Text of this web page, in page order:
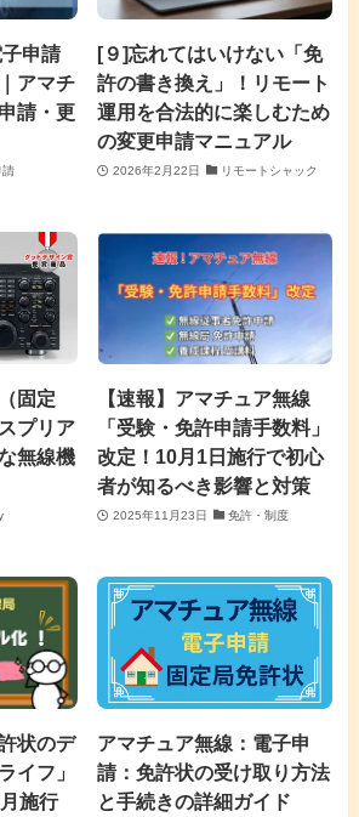
子申請
アマチ
請・更
請
[９]忘れてはいけない「免
許の書き換え」！リモート
運用を合法的に楽しむため
の変更申請マニュアル
2026年2月22日 リモートシャック
固定
プリア
無線機
【速報】アマチュア無線
「受験・免許申請手数料」
改定！10月1日施行で初心
者が知るべき影響と対策
2025年11月23日 免許・制度
状のデ
イフ」
施行
アマチュア無線：電子申
請：免許状の受け取り方法
と手続きの詳細ガイド